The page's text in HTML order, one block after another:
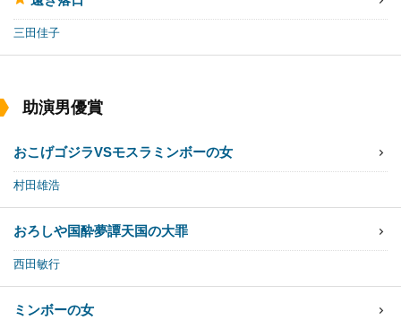
三田佳子
助演男優賞
おこげゴジラVSモスラ ミンボーの女
村田雄浩
おろしや国酔夢譚天国の大罪
西田敏行
ミンボーの女